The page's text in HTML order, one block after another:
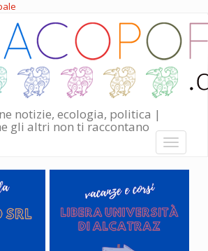
notizie, ecologia, politica |
gli altri non ti raccontano
Toggle